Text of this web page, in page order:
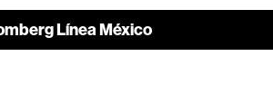
Línea México